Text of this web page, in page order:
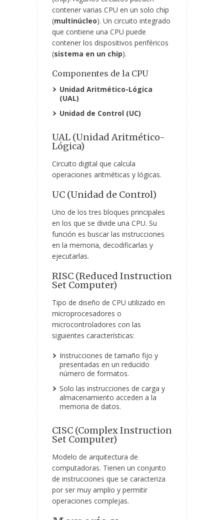
contener varias CPU en un solo chip
(multinúcleo). Un circuito integrado
que contiene una CPU puede
contener los dispositivos periféricos
(sistema en un chip).
Componentes de la CPU
Unidad Aritmético-Lógica
(UAL)
Unidad de Control (UC)
UAL (Unidad Aritmético-
Lógica)
Circuito digital que calcula
operaciones aritméticas y lógicas.
UC (Unidad de Control)
Uno de los tres bloques principales
en los que se divide una CPU. Su
función es buscar las instrucciones
en la memoria, decodificarlas y
ejecutarlas.
RISC (Reduced Instruction
Set Computer)
Tipo de diseño de CPU utilizado en
microprocesadores o
microcontroladores con las
siguientes características:
Instrucciones de tamaño fijo y
presentadas en un reducido
número de formatos.
Solo las instrucciones de carga y
almacenamiento acceden a la
memoria de datos.
CISC (Complex Instruction
Set Computer)
Modelo de arquitectura de
computadoras. Tienen un conjunto
de instrucciones que se caracteriza
por ser muy amplio y permitir
operaciones complejas.